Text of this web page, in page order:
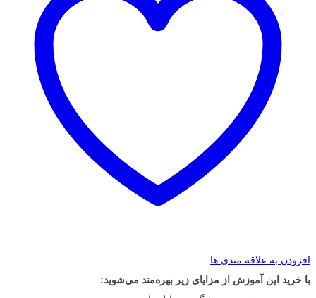
افزودن به علاقه مندی ها
با خرید این آموزش از مزایای زیر بهره‌مند می‌شوید: